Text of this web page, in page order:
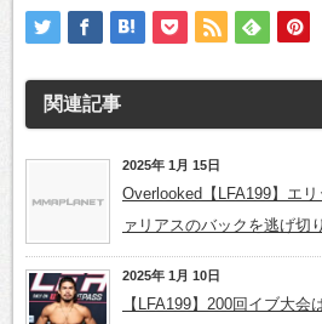
関連記事
2025年 1月 15日
Overlooked【LFA199】エ
ァリアスのバックを逃げ切
2025年 1月 10日
【LFA199】200回イブ大